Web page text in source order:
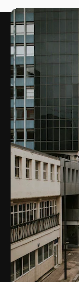
Vídeos
Clipes de vídeo
Animações
Modelos de vídeos
Ícones
Modelos 3D
Fontes
A
seu
agências
Copyright